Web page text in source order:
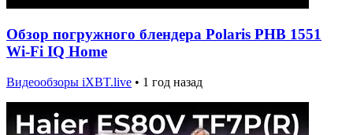
Обзор погружного блендера Polaris PHB 1551
Wi-Fi IQ Home
Видеообзоры iXBT.live • 1 год назад